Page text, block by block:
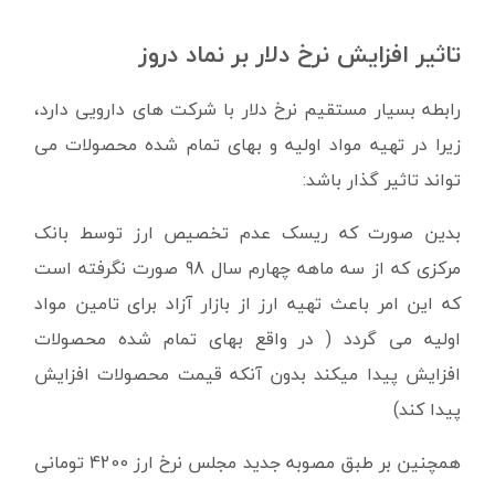
تاثیر افزایش نرخ دلار بر نماد دروز
رابطه بسیار مستقیم نرخ دلار با شرکت های دارویی دارد،
زیرا در تهیه مواد اولیه و بهای تمام شده محصولات می
تواند تاثیر گذار باشد:
بدین صورت که ریسک عدم تخصیص ارز توسط بانک
مرکزی که از سه ماهه چهارم سال 98 صورت نگرفته است
که این امر باعث تهیه ارز از بازار آزاد برای تامین مواد
اولیه می گردد ( در واقع بهای تمام شده محصولات
افزایش پیدا میکند بدون آنکه قیمت محصولات افزایش
پیدا کند)
همچنین بر طبق مصوبه جدید مجلس نرخ ارز 4200 تومانی